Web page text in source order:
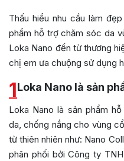
Thấu hiểu nhu cầu làm
phẩm hỗ trợ chăm sóc da
Loka Nano đến từ thương
chị em ưa chuộng sử dụng
1Loka Nano là sản
Loka Nano là sản phẩm
da, chống nắng cho vùng
từ thiên nhiên như: Nano
phân phối bởi Công ty